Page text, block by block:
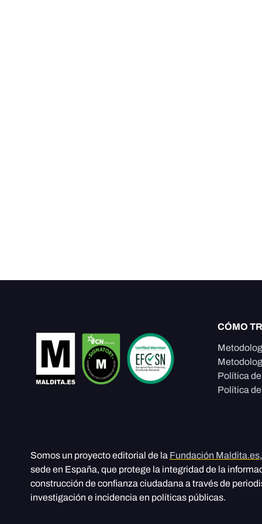
CÓMO
Política
Política
Somos un proyecto editorial de la Fundación Maldita.es
sede en España, que protege la integridad de la
construcción de confianza ciudadana a través de
investigación e incidencia en políticas públicas.